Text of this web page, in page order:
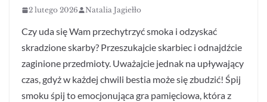
2 lutego 2026 Natalia Jagiełło
Czy uda się Wam przechytrzyć smoka i odzyskać
skradzione skarby? Przeszukajcie skarbiec i odnajdźcie
zaginione przedmioty. Uważajcie jednak na upływający
czas, gdyż w każdej chwili bestia może się zbudzić! Śpij
smoku śpij to emocjonująca gra pamięciowa, która z